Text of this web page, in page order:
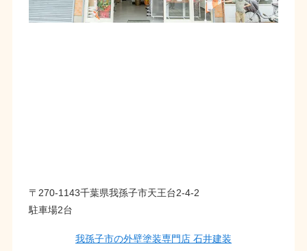
〒270-1143千葉県我孫子市天王台2-4-2
駐車場2台
我孫子市の外壁塗装専門店 石井建装